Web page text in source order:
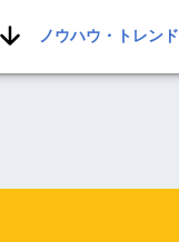
ノウハウ・トレンド